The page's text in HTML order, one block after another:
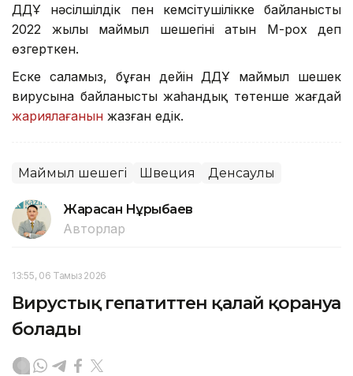
ДДҰ нәсілшілдік пен кемсітушілікке байланысты
2022 жылы маймыл шешегінің атын M-pox деп
өзгерткен.
Еске саламыз, бұған дейін ДДҰ маймыл шешек
вирусына байланысты жаһандық төтенше жағдай
жариялағанын жазған едік.
Маймыл шешегі Швеция Денсаулық
Жарасқан Нұрыбаев
Авторлар
13:55, 06 Тамыз 2026
Вирустық гепатиттен қалай қорғануға
болады